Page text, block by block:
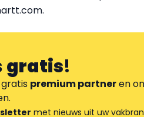
gratis!
premium partneren
met nieuws uit uw